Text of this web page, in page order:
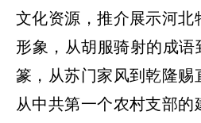
文化资源，推介展示河北
形象，从胡服骑射的成语
篆，从苏门家风到乾隆赐
从中共第一个农村支部的